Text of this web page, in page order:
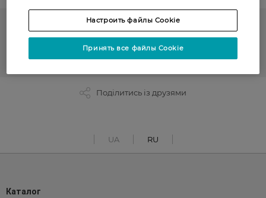
Женские тапочки
Поділитись із друзями
UA RU
Каталог
Настроить файлы Cookie
Принять все файлы Cookie